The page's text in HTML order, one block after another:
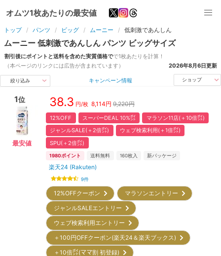
オムツ1枚あたりの最安値
トップ パンツ ビッグ ムーニー 低刺激であんしん
ムーニー 低刺激であんしん パンツ ビッグサイズ
割引後にポイントと送料を含めた実質価格でで1枚あたりを計算！
（本ページのリンクには広告が含まれています）
2026年8月6日更新
絞り込み キャンペーン情報 ショップ
1位
最安値
38.3 円/枚 8,114円 9,220円
12%OFF スーパーDEAL 10%㌽
マラソン11店(＋10倍㌽)
ジャンルSALE(＋2倍㌽)
ウェブ検索利用(＋1倍㌽)
SPU(＋2倍㌽)
1980ポイント 送料無料 160枚入 新パッケージ
楽天24 (Rakuten)
9件
12%OFFクーポン
マラソンエントリー
ジャンルSALEエントリー
ウェブ検索利用エントリー
＋100円OFFクーポン(楽天24＆楽天ブックス)
＋10倍㌽(ママ割 初登録)